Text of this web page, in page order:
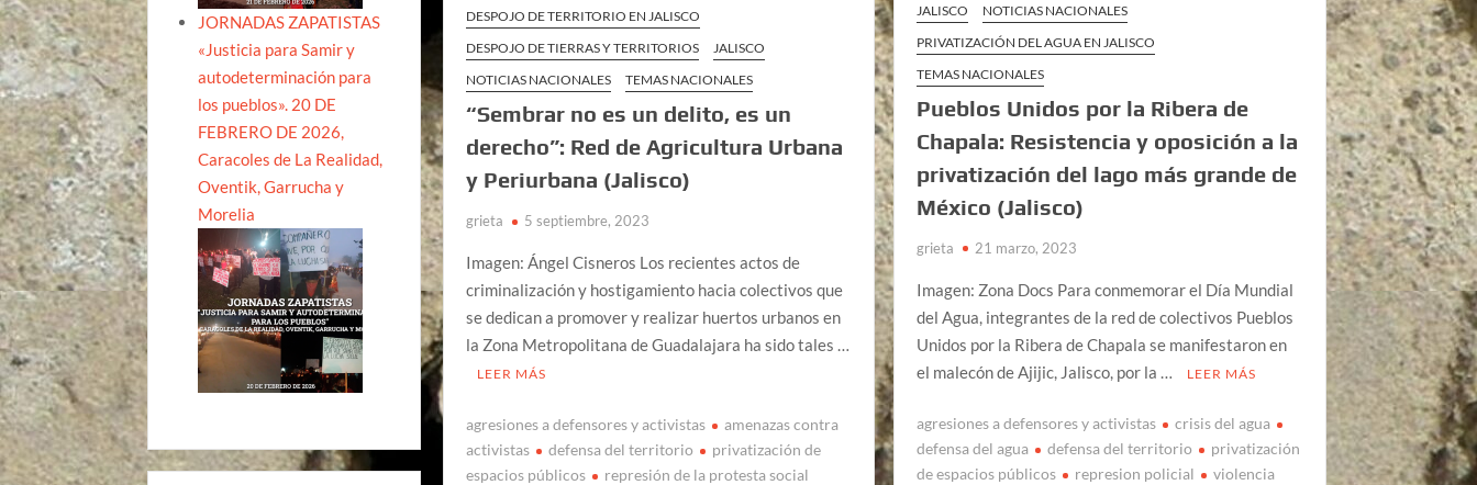
DESPOJO DE TERRITORIO EN JALISCO
DESPOJO DE TIERRAS Y TERRITORIOS
JALISCO
NOTICIAS NACIONALES
TEMAS NACIONALES
“Sembrar no es un delito, es un
derecho”: Red de Agricultura Urbana
y Periurbana (Jalisco)
grieta 5 septiembre, 2023
Imagen: Ángel Cisneros Los recientes actos de
criminalización y hostigamiento hacia colectivos que
se dedican a promover y realizar huertos urbanos en
la Zona Metropolitana de Guadalajara ha sido tales …
LEER MÁS
agresiones a defensores y activistas
amenazas contra
activistas
defensa del territorio
privatización de
espacios públicos
represión de la protesta social
JALISCO
NOTICIAS NACIONALES
PRIVATIZACIÓN DEL AGUA EN JALISCO
TEMAS NACIONALES
Pueblos Unidos por la Ribera de
Chapala: Resistencia y oposición a la
privatización del lago más grande de
México (Jalisco)
grieta 21 marzo, 2023
Imagen: Zona Docs Para conmemorar el Día Mundial
del Agua, integrantes de la red de colectivos Pueblos
Unidos por la Ribera de Chapala se manifestaron en
el malecón de Ajijic, Jalisco, por la …
LEER MÁS
agresiones a defensores y activistas
crisis del agua
defensa del agua
defensa del territorio
privatización
de espacios públicos
represion policial
violencia
JORNADAS ZAPATISTAS
«Justicia para Samir y
autodeterminación para
los pueblos». 20 DE
FEBRERO DE 2026,
Caracoles de La Realidad,
Oventik, Garrucha y
Morelia